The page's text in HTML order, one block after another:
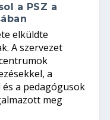
a PSZ a
elküldte
A szervezet
a
a pedagógusok
meg